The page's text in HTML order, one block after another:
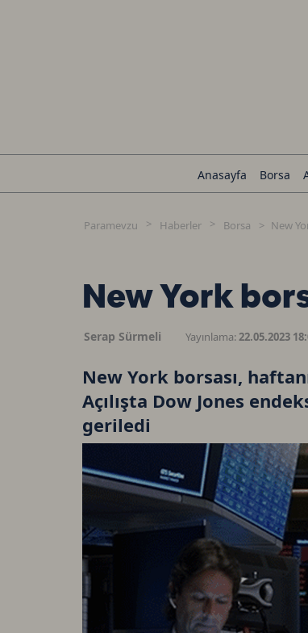
Anasayfa Borsa
Paramevzu Haberler Borsa New
New York
Serap Sürmeli Yayınlama:22.05.2023
New York borsası,
Açılışta Dow Jones
geriledi